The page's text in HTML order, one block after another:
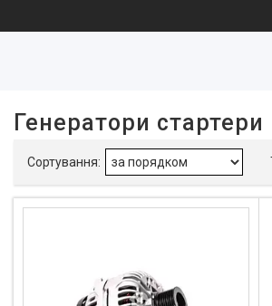
комплектуючі
Каталог
АКЦІЙНІ ТОВАРИ
Генератори стартери